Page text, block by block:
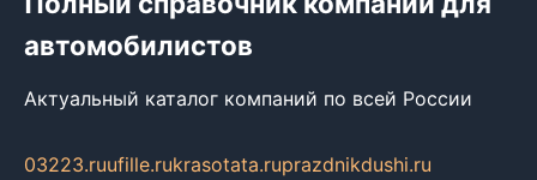
автомобилистов
Актуальный каталог компаний по всей России
03223.ruufille.rukrasotata.ruprazdnikdushi.ru